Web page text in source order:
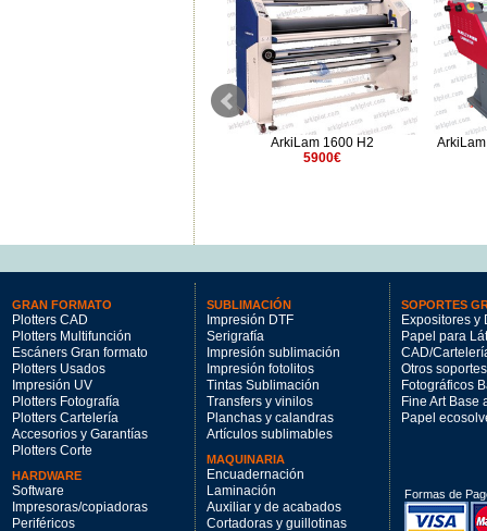
ArkiLam 1600 H2
5900€
GRAN FORMATO
Plotters CAD
Plotters Multifunción
Escáners Gran formato
Plotters Usados
Impresión UV
Plotters Fotografía
Plotters Cartelería
Accesorios y Garantías
Plotters Corte
HARDWARE
Software
Impresoras/copiadoras
Periféricos
SUBLIMACIÓN
Impresión DTF
Serigrafía
Impresión sublimación
Impresión fotolitos
Tintas Sublimación
Transfers y vinilos
Planchas y calandras
Artículos sublimables
MAQUINARIA
Encuadernación
Laminación
Auxiliar y de acabados
Cortadoras y guillotinas
SOPORTES
Expositores y
Papel para
CAD/
Otros soportes
Fotográficos
Fine Art Base
Papel
Formas de